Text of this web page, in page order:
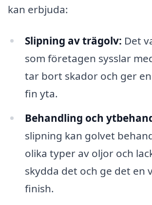
kan erbjuda:
Slipning av trägolv: Det
som företagen sysslar
tar bort skador och ger
fin yta.
Behandling och
slipning kan golvet
olika typer av oljor och
skydda det och ge det en
finish.